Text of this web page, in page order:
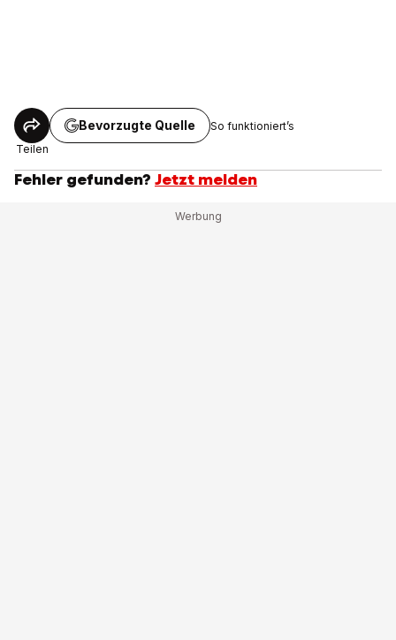
Teilen
Bevorzugte Quelle So funktioniert’s
Fehler gefunden? Jetzt melden